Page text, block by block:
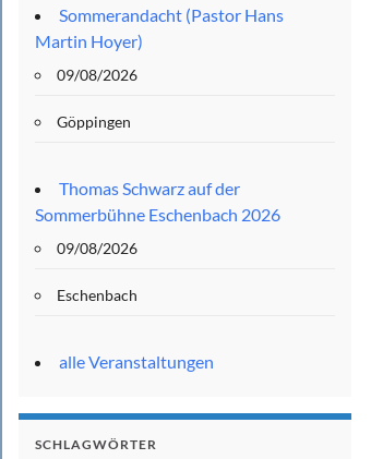
Sommerandacht (Pastor Hans
Martin Hoyer)
09/08/2026
Göppingen
Thomas Schwarz auf der
Sommerbühne Eschenbach 2026
09/08/2026
Eschenbach
alle Veranstaltungen
SCHLAGWÖRTER